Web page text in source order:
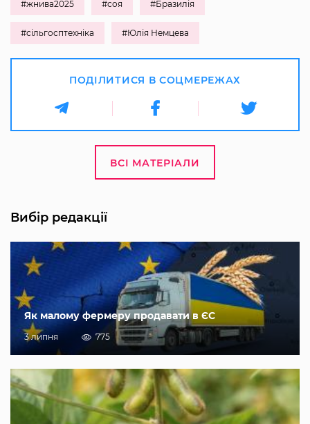
#жнива2025 #соя #Бразилія
#сільгосптехніка #Юлія Немцева
ПОДІЛИТИСЯ В СОЦМЕРЕЖАХ
ВСІ МАТЕРІАЛИ
Вибір редакції
Як малому фермеру продавати в ЄС
3 липня 775